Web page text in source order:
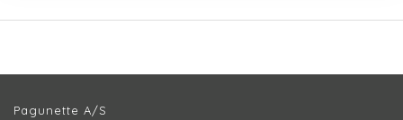
Pagunette A/S